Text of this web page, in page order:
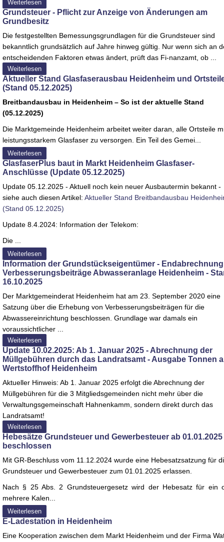
Weiterlesen
Grundsteuer - Pflicht zur Anzeige von Änderungen am
Grundbesitz
Die festgestellten Bemessungsgrundlagen für die Grundsteuer sind
bekanntlich grundsätzlich auf Jahre hinweg gültig. Nur wenn sich an
entscheidenden Faktoren etwas ändert, prüft das Fi-nanzamt, ob ...
Weiterlesen
Aktueller Stand Glasfaserausbau Heidenheim und
(Stand 05.12.2025)
Breitbandausbau in Heidenheim – So ist der aktuelle Stand
(05.12.2025)
Die Marktgemeinde Heidenheim arbeitet weiter daran, alle Ortsteile
leistungsstarkem Glasfaser zu versorgen. Ein Teil des Gemei...
Weiterlesen
GlasfaserPlus baut in Markt Heidenheim Glasfaser-
Anschlüsse (Update 05.12.2025)
Update 05.12.2025 - Aktuell noch kein neuer Ausbautermin bekannt -
siehe auch diesen Artikel: Aktueller Stand Breitbandausbau
(Stand 05.12.2025)
Update 8.4.2024: Information der Telekom:
Die ...
Weiterlesen
Information der Grundstückseigentümer - Endabrechnung
Verbesserungsbeiträge Abwasseranlage Heidenheim -
16.10.2025
Der Marktgemeinderat Heidenheim hat am 23. September 2020 eine
Satzung über die Erhebung von Verbesserungsbeiträgen für die
Abwassereinrichtung beschlossen. Grundlage war damals ein
voraussichtlicher ...
Weiterlesen
Update 10.02.2025: Ab 1. Januar 2025 - Abrechnung der
Müllgebühren durch das Landratsamt - Ausgabe Tonnen
Wertstoffhof Heidenheim
Aktueller Hinweis: Ab 1. Januar 2025 erfolgt die Abrechnung der
Müllgebühren für die 3 Mitgliedsgemeinden nicht mehr über die
Verwaltungsgemeinschaft Hahnenkamm, sondern direkt durch das
Landratsamt!
Weiterlesen
Hebesätze Grundsteuer und Gewerbesteuer ab 01.01.2025
beschlossen
Mit GR-Beschluss vom 11.12.2024 wurde eine Hebesatzsatzung für
Grundsteuer und Gewerbesteuer zum 01.01.2025 erlassen.
Nach § 25 Abs. 2 Grundsteuergesetz wird der Hebesatz für ein
mehrere Kalen...
Weiterlesen
E-Ladestation in Heidenheim
Eine Kooperation zwischen dem Markt Heidenheim und der Firma